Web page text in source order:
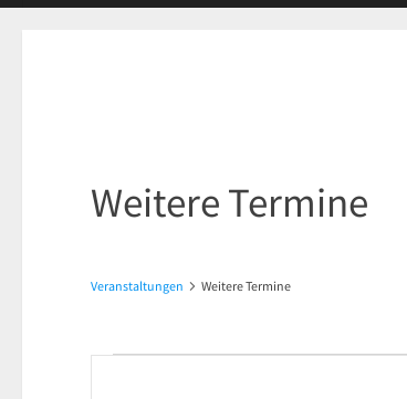
Weitere Termine
Veranstaltungen Weitere Termine